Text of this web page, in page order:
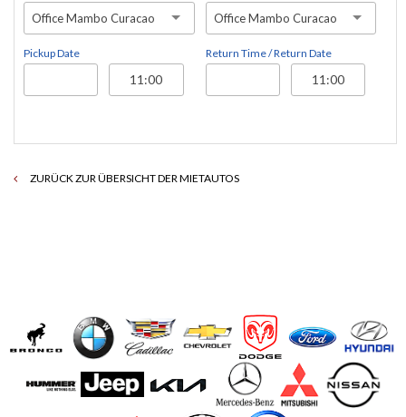
Office Mambo Curacao
Pickup Date
Office Mambo Curacao
Return Time / Return Date
ZURÜCK ZUR ÜBERSICHT DER MIETAUTOS